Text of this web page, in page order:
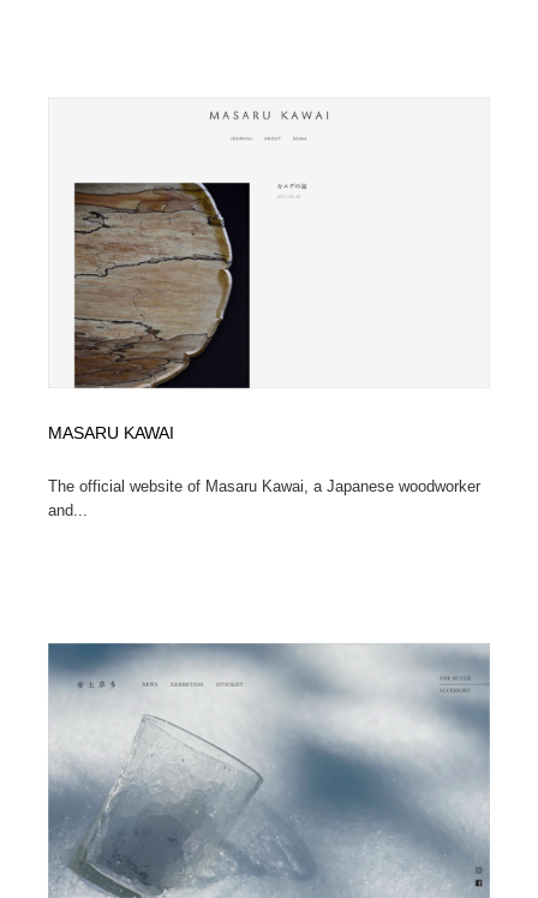
MASARU KAWAI
The official website of Masaru Kawai, a Japanese woodworker
and...